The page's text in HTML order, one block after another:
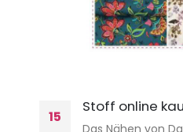
15
Stoff online
Das Nähen von